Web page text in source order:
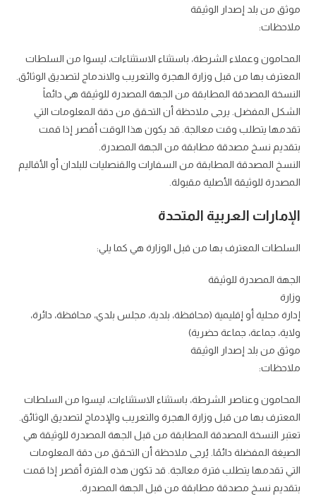
موثق من بلد إصدار الوثيقة
ملاحظات:
المحامون وعملاء الشرطة، باستثناء الاستثناءات، ليسوا من السلطات
المعترف بها من قبل وزارة الهجرة والتعريب والاندماج لتصديق الوثائق.
النسخة المصدقة المطابقة من الجهة المصدرة للوثيقة هي دائماً
الشكل المفضل. يرجى ملاحظة أن التحقق من دقة المعلومات التي
تقدمها يتطلب وقت معالجة. قد يكون هذا الوقت أقصر إذا قمت
بتقديم نسخ مصدقة مطابقة من الجهة المصدرة.
النسخ المصدقة المطابقة من السفارات والقنصليات للبلدان أو الأقاليم
المصدرة للوثيقة الأصلية مقبولة.
الإمارات العربية المتحدة
السلطات المعترف بها من قبل الوزارة هي كما يلي:
الجهة المصدرة للوثيقة
وزارة
إدارة محلية أو إقليمية (محافظة، بلدية، مجلس بلدي، محافظة، دائرة،
ولاية، جماعة، جماعة حضرية)
موثق من بلد إصدار الوثيقة
ملاحظات:
المحامون وعناصر الشرطة، باستثناء الاستثناءات، ليسوا من السلطات
المعترف بها من قبل وزارة الهجرة والتعريب والإدماج لتصديق الوثائق.
تعتبر النسخة المصدقة المطابقة من قبل الجهة المصدرة للوثيقة هي
الصيغة المفضلة دائمًا. يُرجى ملاحظة أن التحقق من دقة المعلومات
التي تقدمها يتطلب فترة معالجة. قد تكون هذه الفترة أقصر إذا قمت
بتقديم نسخ مصدقة مطابقة من قبل الجهة المصدرة.